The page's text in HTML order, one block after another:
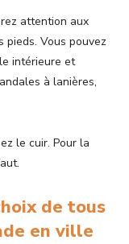
attention aux
pieds. Vous pouvez
intérieure et
à lanières,
le cuir. Pour la
de tous
en ville